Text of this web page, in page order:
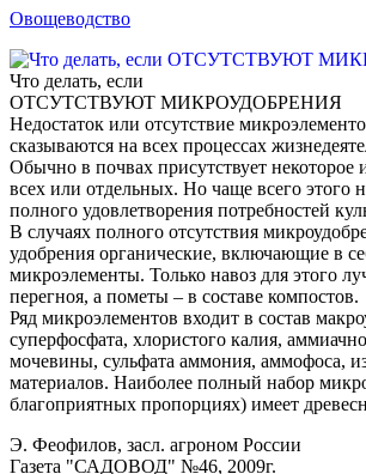
Овощеводство
Что делать, если
ОТСУТСТВУЮТ МИКРОУДОБРЕНИЯ
Недостаток или отсутствие
сказываются на всех процессах
Обычно в почвах присутствует некоторое
всех или отдельных. Но чаще всего этого
полного удовлетворения потребностей
В случаях полного отсутствия
удобрения органические, включающие в
микроэлементы. Только навоз для этого
перегноя, а пометы – в составе компостов.
Ряд микроэлементов входит в состав
суперфосфата, хлористого калия,
мочевины, сульфата аммония, аммофоса,
материалов. Наиболее полный набор
благоприятных пропорциях) имеет
Э. Феофилов, засл. агроном России
Газета "САДОВОД" №46, 2009г.